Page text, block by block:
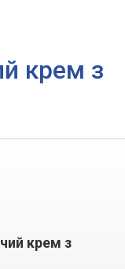
крем з
крем з